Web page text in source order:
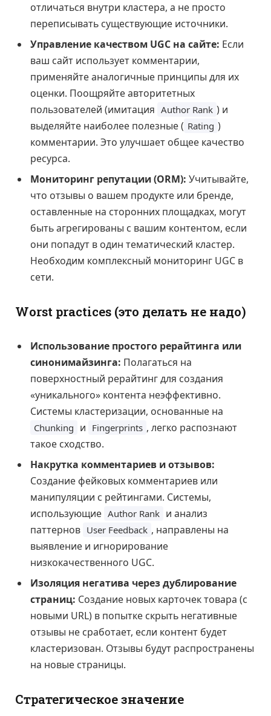
отличаться внутри кластера, а не просто
переписывать существующие источники.
Управление качеством UGC на сайте: Если
ваш сайт использует комментарии,
применяйте аналогичные принципы для их
оценки. Поощряйте авторитетных
пользователей (имитация Author Rank ) и
выделяйте наиболее полезные ( Rating )
комментарии. Это улучшает общее качество
ресурса.
Мониторинг репутации (ORM): Учитывайте,
что отзывы о вашем продукте или бренде,
оставленные на сторонних площадках, могут
быть агрегированы с вашим контентом, если
они попадут в один тематический кластер.
Необходим комплексный мониторинг UGC в
сети.
Worst practices (это делать не надо)
Использование простого рерайтинга или
синонимайзинга: Полагаться на
поверхностный рерайтинг для создания
«уникального» контента неэффективно.
Системы кластеризации, основанные на
Chunking и Fingerprints , легко распознают
такое сходство.
Накрутка комментариев и отзывов:
Создание фейковых комментариев или
манипуляции с рейтингами. Системы,
использующие Author Rank и анализ
паттернов User Feedback , направлены на
выявление и игнорирование
низкокачественного UGC.
Изоляция негатива через дублирование
страниц: Создание новых карточек товара (с
новыми URL) в попытке скрыть негативные
отзывы не сработает, если контент будет
кластеризован. Отзывы будут распространены
на новые страницы.
Стратегическое значение